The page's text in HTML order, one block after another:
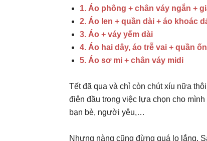
1. Áo phông + chân váy ngắn +
2. Áo len + quần dài + áo khoác
3. Áo + váy yếm dài
4. Áo hai dây, áo trễ vai + quần
5. Áo sơ mi + chân váy midi
Tết đã qua và chỉ còn chút xíu nữa
điên đầu trong việc lựa chọn cho
bạn bè, người yêu,…
Nhưng nàng cũng đừng quá lo lắng.